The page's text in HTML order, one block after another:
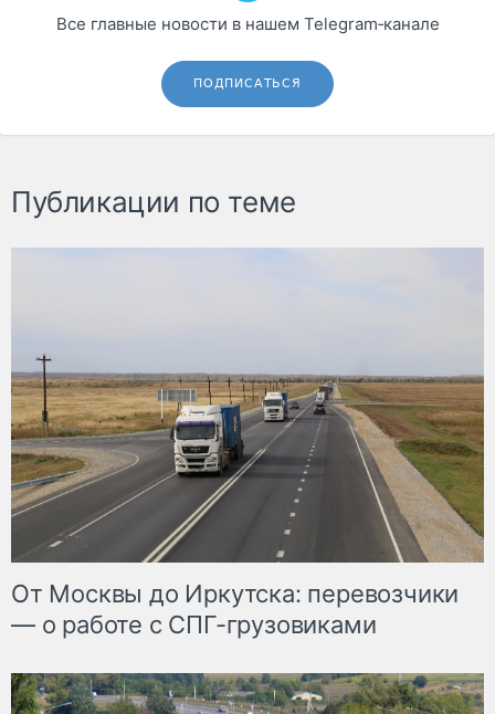
Все главные новости в нашем Telegram‑канале
ПОДПИСАТЬСЯ
Публикации по теме
От Москвы до Иркутска: перевозчики
— о работе с СПГ-грузовиками